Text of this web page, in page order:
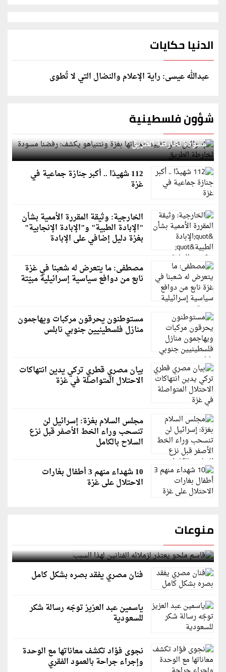
الدنيا حكايات
عبدالله عيسى: راية الإعلام والنضال التي لا تُطوى
شؤون فلسطينية
إسرائيل تعلن تقييد هجماتها بغزة ونتنياهو يكشف: رفضنا
مسودة لخارطة الطريق
112 شهيدًا .. أكبر جنازة جماعية في
غزة
الخارجية: وثيقة المقررة الأممية بشأن
"الإبادة الطبية" و"الإبادة الإنجابية"
بغزة دليل إضافي على الإبادة
مصطفى: ما يتعرض له شعبنا في غزة
نابع من دوافع سياسية إسرائيلية مبيّتة
مستوطنون يحرقون مركبات ويهاجمون
منازل فلسطينيين جنوبي نابلس
بيان مصري قطري تركي يدين انتهاكات
الاحتلال المتواصلة في غزة
مجلس السلام بغزة: إسرائيل لن
تنسحب وراء الخط الأصفر قبل نزع
السلاح بالكامل
10 شهداء منهم 3 أطفال بغارات
الاحتلال على غزة
منوعات
قاسم ملحو يعتذر لزملائه الفنانين لهذا السبب
فنان مصري يفقد بصره بشكل كامل
ياسمين عبد العزيز توجّه رسالة شكر
للسعودية
نجوى فؤاد تكشف معاناتها مع الوحدة
وإجراء جراحة بالعمود الفقري